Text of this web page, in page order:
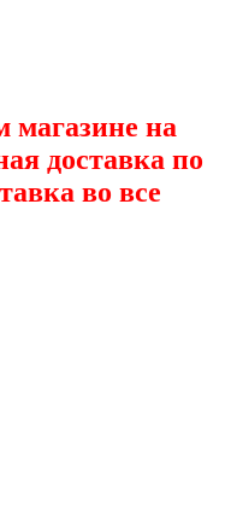
на
доставка по
во все